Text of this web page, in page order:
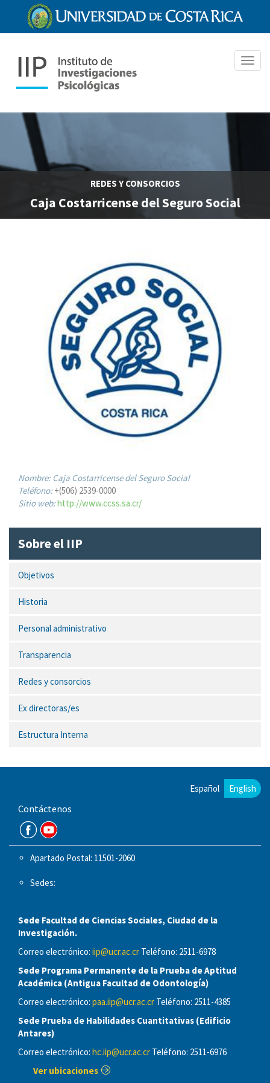
contenido
REDES Y CONSORCIOS
Caja Costarricense del Seguro Social
Nombre: Caja Costarricense del Seguro Social
Teléfono:+(506) 2539-0000
Sitio web:http://www.ccss.sa.cr/
Sobre el IIP
Objetivos
Historia
Personal administrativo
Transparencia
Redes y consorcios
Ex directoras/es
Estructura Interna
Español English
Contáctenos
Apartado Postal: 11501-2060
Sedes:
Sede Facultad de Ciencias Sociales, Ciudad de la
Investigación.
Correo electrónico: iip@ucr.ac.cr Teléfono: 2511-6978
Sede Programa Permanente de la Prueba de Aptitud
Académica (Antigua Facultad de Odontología)
Correo electrónico: paa.iip@ucr.ac.cr Teléfono: 2511-4385
Sede Prueba de Habilidades Cuantitativas (Edificio
Antares)
Correo electrónico: hc.iip@ucr.ac.cr Teléfono: 2511-6976
Ver ubicaciones